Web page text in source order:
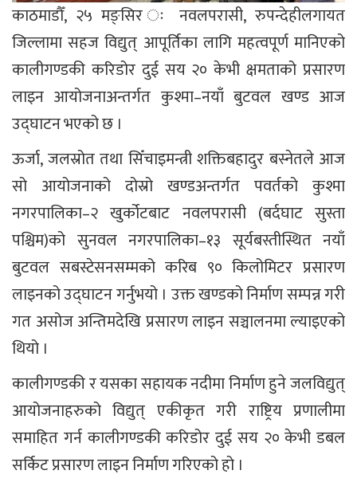
काठमाडौँ, २५ मङ्सिर ः नवलपरासी, रुपन्देहीलगायत
जिल्लामा सहज विद्युत् आपूर्तिका लागि महत्वपूर्ण मानिएको
कालीगण्डकी करिडोर दुई सय २० केभी क्षमताको प्रसारण
लाइन आयोजनाअन्तर्गत कुश्मा–नयाँ बुटवल खण्ड आज
उद्घाटन भएको छ ।
ऊर्जा, जलस्रोत तथा सिँचाइमन्त्री शक्तिबहादुर बस्नेतले आज
सो आयोजनाको दोस्रो खण्डअन्तर्गत पवर्तको कुश्मा
नगरपालिका–२ खुर्कोटबाट नवलपरासी (बर्दघाट सुस्ता
पश्चिम)को सुनवल नगरपालिका–१३ सूर्यबस्तीस्थित नयाँ
बुटवल सबस्टेसनसम्मको करिब ९० किलोमिटर प्रसारण
लाइनको उद्घाटन गर्नुभयो । उक्त खण्डको निर्माण सम्पन्न गरी
गत असोज अन्तिमदेखि प्रसारण लाइन सञ्चालनमा ल्याइएको
थियो ।
कालीगण्डकी र यसका सहायक नदीमा निर्माण हुने जलविद्युत्
आयोजनाहरुको विद्युत् एकीकृत गरी राष्ट्रिय प्रणालीमा
समाहित गर्न कालीगण्डकी करिडोर दुई सय २० केभी डबल
सर्किट प्रसारण लाइन निर्माण गरिएको हो ।